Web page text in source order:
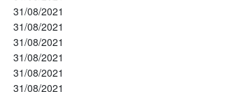
31/08/2021
31/08/2021
31/08/2021
31/08/2021
31/08/2021
31/08/2021